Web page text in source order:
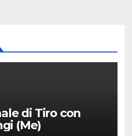
di Tiro con
(Me)